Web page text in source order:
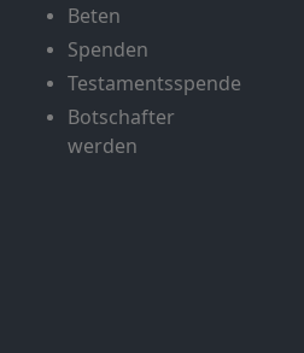
Beten
Spenden
Testamentsspende
Botschafter
werden